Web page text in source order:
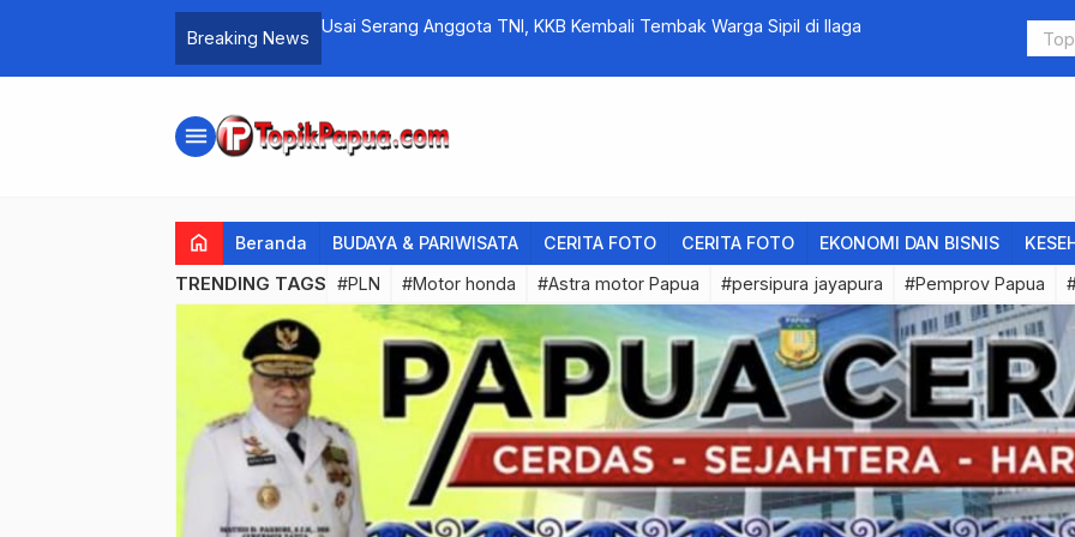
Breaking News
Virtual Kasino Bonus Sambutan Judi Gratis Jokowi
menu
home Beranda BUDAYA & PARIWISATA CERITA FOTO CERITA FOTO EKONOMI DAN BISNIS
TRENDING TAGS #PLN #Motor honda #Astra motor Papua #persipura jayapura #Pemprov Papua